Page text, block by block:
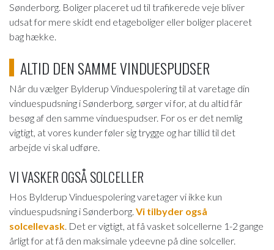
Sønderborg. Boliger placeret ud til trafikerede veje bliver
udsat for mere skidt end etageboliger eller boliger placeret
bag hække.
ALTID DEN SAMME VINDUESPUDSER
Når du vælger Bylderup Vinduespolering til at varetage din
vinduespudsning i Sønderborg, sørger vi for, at du altid får
besøg af den samme vinduespudser. For os er det nemlig
vigtigt, at vores kunder føler sig trygge og har tillid til det
arbejde vi skal udføre.
VI VASKER OGSÅ SOLCELLER
Hos Bylderup Vinduespolering varetager vi ikke kun
vinduespudsning i Sønderborg. Vi tilbyder også
solcellevask . Det er vigtigt, at få vasket solcellerne 1-2 gange
årligt for at få den maksimale ydeevne på dine solceller.